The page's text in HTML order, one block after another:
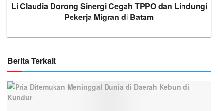
Li Claudia Dorong Sinergi Cegah TPPO dan Lindungi
Pekerja Migran di Batam
Berita Terkait